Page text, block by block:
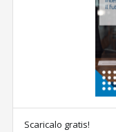
Scaricalo gratis!